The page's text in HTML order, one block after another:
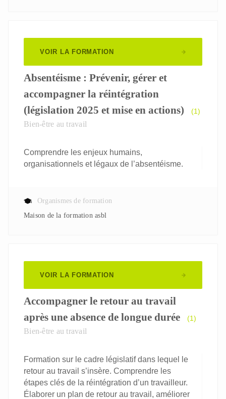
VOIR LA FORMATION
Absentéisme : Prévenir, gérer et
accompagner la réintégration
(législation 2025 et mise en actions)
(1)
Bien-être au travail
Comprendre les enjeux humains,
organisationnels et légaux de l’absentéisme.
Organismes de formation
Maison de la formation asbl
VOIR LA FORMATION
Accompagner le retour au travail
après une absence de longue durée
(1)
Bien-être au travail
Formation sur le cadre législatif dans lequel le
retour au travail s’insère. Comprendre les
étapes clés de la réintégration d’un travailleur.
Élaborer un plan de retour au travail, améliorer